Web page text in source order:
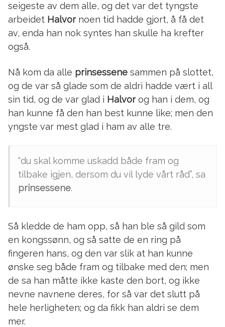
seigeste av dem alle, og det var det tyngste
arbeidet Halvornoen tid hadde gjort, å få det
av, enda han nok syntes han skulle ha krefter
også.
Nå kom da alle prinsessene sammen på slottet,
og de var så glade som de aldri hadde vært i all
sin tid, og de var glad i Halvorog han i dem, og
han kunne få den han best kunne like; men den
yngste var mest glad i ham av alle tre.
“du skal komme uskadd både fram og
tilbake igjen, dersom du vil lyde vårt råd”, sa
prinsessene.
Så kledde de ham opp, så han ble så gild som
en kongssønn, og så satte de en ring på
fingeren hans, og den var slik at han kunne
ønske seg både fram og tilbake med den; men
de sa han måtte ikke kaste den bort, og ikke
nevne navnene deres, for så var det slutt på
hele herligheten; og da fikk han aldri se dem
mer.